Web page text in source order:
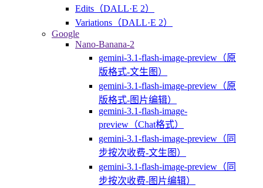
Edits（DALL·E 2）
Variations（DALL·E 2）
Google
Nano-Banana-2
gemini-3.1-flash-image-preview（原
版格式-文生图）
gemini-3.1-flash-image-preview（原
版格式-图片编辑）
gemini-3.1-flash-image-
preview（Chat格式）
gemini-3.1-flash-image-preview（同
步按次收费-文生图）
gemini-3.1-flash-image-preview（同
步按次收费-图片编辑）